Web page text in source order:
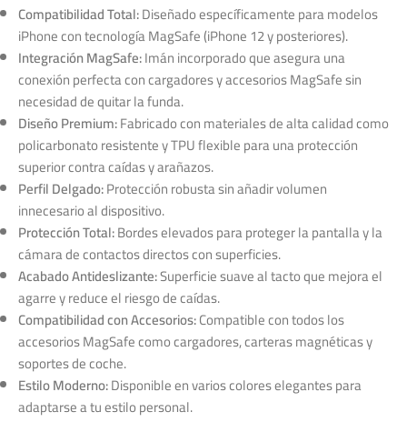
Compatibilidad Total:Diseñado específicamente para modelos
iPhone con tecnología MagSafe (iPhone 12 y posteriores).
Integración MagSafe:Imán incorporado que asegura una
conexión perfecta con cargadores y accesorios MagSafe sin
necesidad de quitar la funda.
Diseño Premium:Fabricado con materiales de alta calidad como
policarbonato resistente y TPU flexible para una protección
superior contra caídas y arañazos.
Perfil Delgado:Protección robusta sin añadir volumen
innecesario al dispositivo.
Protección Total:Bordes elevados para proteger la pantalla y la
cámara de contactos directos con superficies.
Acabado Antideslizante:Superficie suave al tacto que mejora el
agarre y reduce el riesgo de caídas.
Compatibilidad con Accesorios:Compatible con todos los
accesorios MagSafe como cargadores, carteras magnéticas y
soportes de coche.
Estilo Moderno:Disponible en varios colores elegantes para
adaptarse a tu estilo personal.